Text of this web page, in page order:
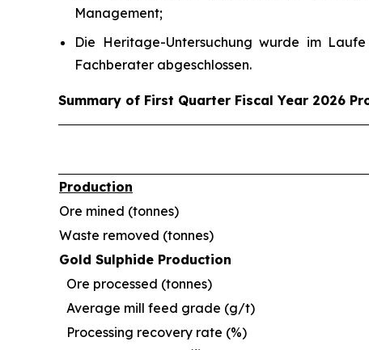
Management;
Die Heritage-Untersuchung wurde im
Fachberater abgeschlossen.
Summary of First Quarter Fiscal Year 2026
Production
Ore mined (tonnes)
Waste removed (tonnes)
Gold Sulphide Production
Ore processed (tonnes)
Average mill feed grade (g/t)
Processing recovery rate (%)